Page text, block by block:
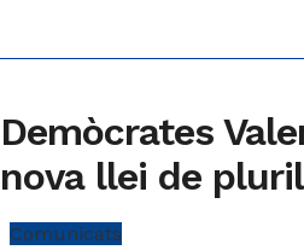
Demòcrates
nova llei de
Comunicats